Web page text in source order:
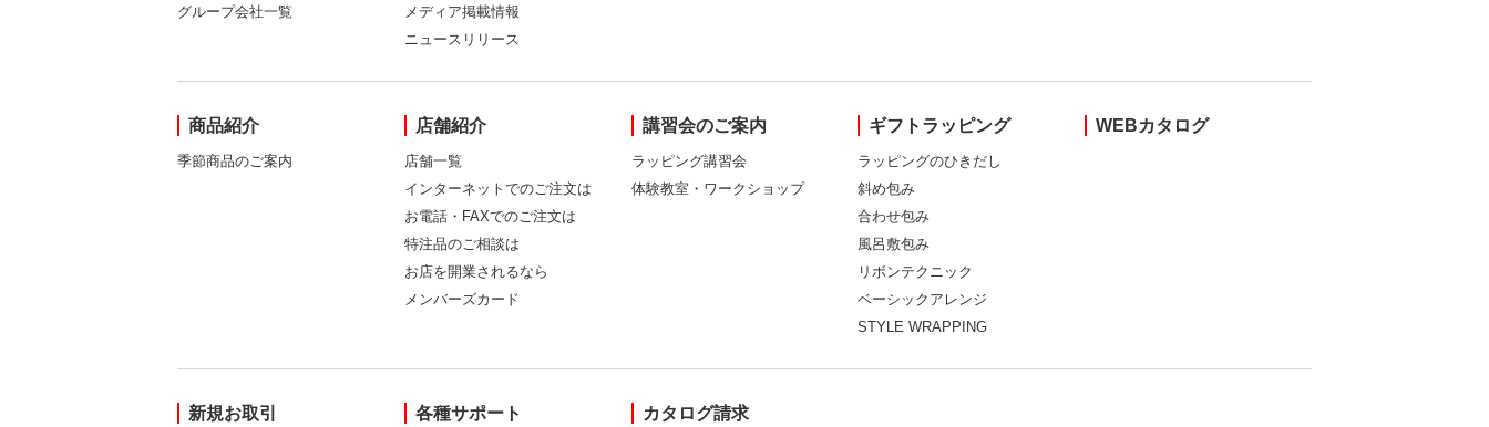
グループ会社一覧
メディア掲載情報
ニュースリリース
商品紹介
季節商品のご案内
店舗紹介
店舗一覧
インターネットでのご注文は
お電話・FAXでのご注文は
特注品のご相談は
お店を開業されるなら
メンバーズカード
講習会のご案内
ラッピング講習会
体験教室・ワークショップ
ギフトラッピング
ラッピングのひきだし
斜め包み
合わせ包み
風呂敷包み
リボンテクニック
ベーシックアレンジ
STYLE WRAPPING
WEBカタログ
新規お取引 各種サポート カタログ請求